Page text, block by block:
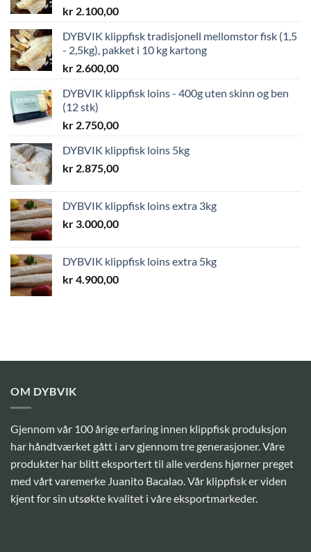
kr 2.100,00
DYBVIK klippfisk tradisjonell mellomstor fisk (1,5
- 2,5kg), pakket i 10 kg kartong
kr 2.600,00
DYBVIK klippfisk loins - 400g uten skinn og ben
(12 stk)
kr 2.750,00
DYBVIK klippfisk loins 5kg
kr 2.875,00
DYBVIK klippfisk loins extra 3kg
kr 3.000,00
DYBVIK klippfisk loins extra 5kg
kr4.900,00
OM DYBVIK
Gjennom vår 100 årige erfaring innen klippfisk produksjon
har håndtværket gått i arv gjennom tre generasjoner. Våre
produkter har blitt eksportert til alle verdens hjørner preget
med vårt varemerke Juanito Bacalao. Vår klippfisk er viden
kjent for sin utsøkte kvalitet i våre eksportmarkeder.